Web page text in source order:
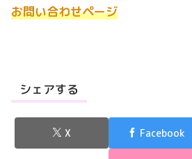
お問い合わせページ
シェアする
X Facebook